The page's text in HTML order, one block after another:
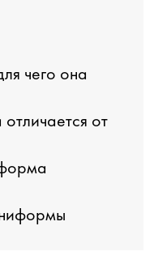
чего она
от